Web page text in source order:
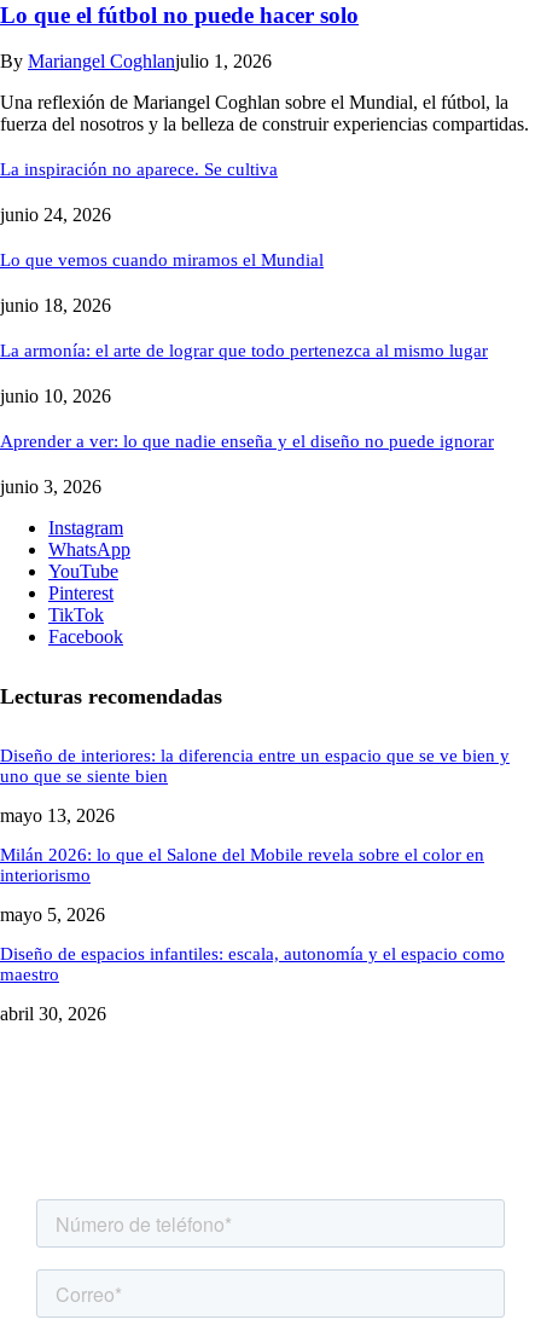
Lo que el fútbol no puede hacer solo
By Mariangel Coghlanjulio 1, 2026
Una reflexión de Mariangel Coghlan sobre el Mundial, el fútbol, la
fuerza del nosotros y la belleza de construir experiencias compartidas.
La inspiración no aparece. Se cultiva
junio 24, 2026
Lo que vemos cuando miramos el Mundial
junio 18, 2026
La armonía: el arte de lograr que todo pertenezca al mismo lugar
junio 10, 2026
Aprender a ver: lo que nadie enseña y el diseño no puede ignorar
junio 3, 2026
Instagram
WhatsApp
YouTube
Pinterest
TikTok
Facebook
Lecturas recomendadas
Diseño de interiores: la diferencia entre un espacio que se ve bien y
uno que se siente bien
mayo 13, 2026
Milán 2026: lo que el Salone del Mobile revela sobre el color en
interiorismo
mayo 5, 2026
Diseño de espacios infantiles: escala, autonomía y el espacio como
maestro
abril 30, 2026